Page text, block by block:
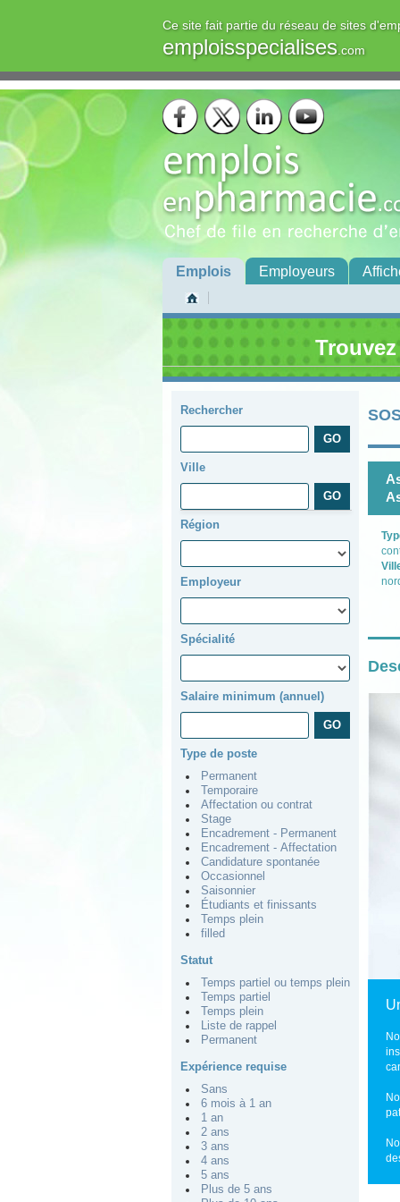
Ce site fait partie du réseau de sites
emploisspecialises.com
Emplois Employeurs
Rechercher
Ville
Région
Employeur
Spécialité
Salaire minimum (annuel)
Type de poste
Permanent
Temporaire
Affectation ou contrat
Stage
Encadrement - Permanent
Encadrement - Affectation
Candidature spontanée
Occasionnel
Saisonnier
Étudiants et finissants
Temps plein
filled
Statut
Temps partiel ou temps plein
Temps partiel
Temps plein
Liste de rappel
Permanent
Expérience requise
Sans
6 mois à 1 an
1 an
2 ans
3 ans
4 ans
5 ans
Plus de 5 ans